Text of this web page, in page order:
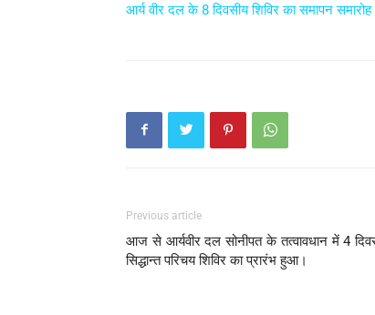
आर्य वीर दल के 8 दिवसीय शिविर का समापन
Previous article
आज से आर्यवीर दल सोनीपत के तत्वावधान में 4
सिद्धान्त परिचय शिविर का प्रारंभ हुआ।